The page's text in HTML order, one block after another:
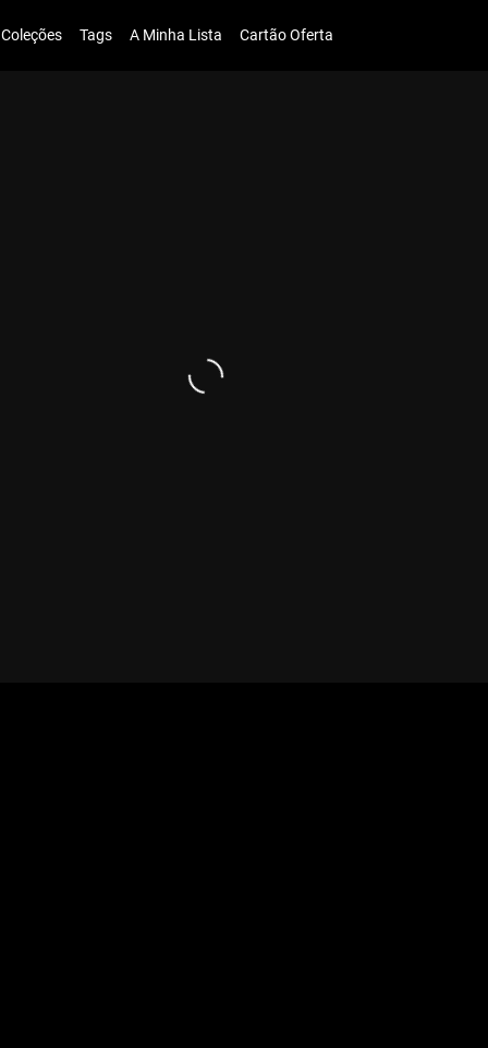
Coleções Tags A Minha Lista Cartão Oferta